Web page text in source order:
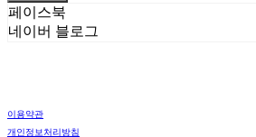
페이스북
네이버 블로그
이용약관
개인정보처리방침